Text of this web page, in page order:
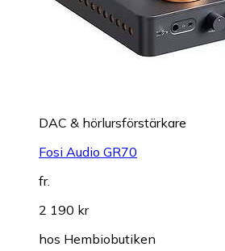
DAC & hörlursförstärkare
Fosi Audio GR70
fr.
2 190 kr
hos Hembiobutiken